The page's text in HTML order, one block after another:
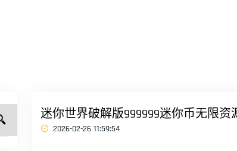
迷你世界破解版999999迷你币无限
2026-02-26 11:59:54